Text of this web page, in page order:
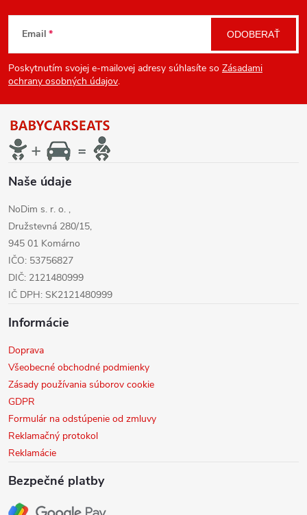
Z
á
p
ä
e
Email
Poskytnutím svojej e-mailovej adresy súhlasíte so Zásadami
ochrany osobných údajov.
ODOBERAŤ
Naše údaje
NoDim s. r. o. ,
Družstevná 280/15,
945 01 Komárno
IČO: 53756827
DIČ: 2121480999
IČ DPH: SK2121480999
Informácie
Doprava
Všeobecné obchodné podmienky
Zásady používania súborov cookie
GDPR
Formulár na odstúpenie od zmluvy
Reklamačný protokol
Reklamácie
Bezpečné platby